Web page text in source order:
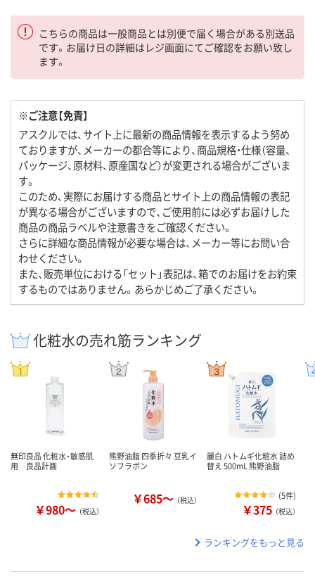
こちらの商品は一般商品とは別便で届く場合がある別送品
です。お届け日の詳細はレジ画面にてご確認をお願い致し
ます。
※ご注意【免責】
アスクルでは、サイト上に最新の商品情報を表示するよう努め
ておりますが、メーカーの都合等により、商品規格・仕様（容量、
パッケージ、原材料、原産国など）が変更される場合がございま
す。
このため、実際にお届けする商品とサイト上の商品情報の表記
が異なる場合がございますので、ご使用前には必ずお届けした
商品の商品ラベルや注意書きをご確認ください。
さらに詳細な商品情報が必要な場合は、メーカー等にお問い合
わせください。
また、販売単位における「セット」表記は、箱でのお届けをお約束
するものではありません。あらかじめご了承ください。
化粧水の売れ筋ランキング
無印良品 化粧水・敏感肌
用 良品計画
￥980～ （税込）
熊野油脂 四季折々 豆乳イ
ソフラボン
￥685～ （税込）
麗白 ハトムギ化粧水 詰め
替え 500mL 熊野油脂
(5件)
￥375 （税込）
ランキングをもっと見る